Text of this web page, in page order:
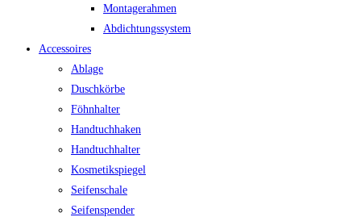
Montagerahmen
Abdichtungssystem
Accessoires
Ablage
Duschkörbe
Föhnhalter
Handtuchhaken
Handtuchhalter
Kosmetikspiegel
Seifenschale
Seifenspender